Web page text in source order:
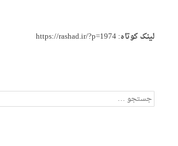
لینک کوتاه:https://rashad.ir/?p=1974